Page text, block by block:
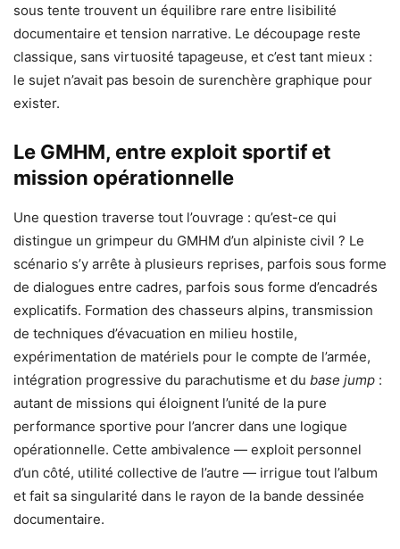
sous tente trouvent un équilibre rare entre lisibilité
documentaire et tension narrative. Le découpage reste
classique, sans virtuosité tapageuse, et c’est tant mieux :
le sujet n’avait pas besoin de surenchère graphique pour
exister.
Le GMHM, entre exploit sportif et
mission opérationnelle
Une question traverse tout l’ouvrage : qu’est-ce qui
distingue un grimpeur du GMHM d’un alpiniste civil ? Le
scénario s’y arrête à plusieurs reprises, parfois sous forme
de dialogues entre cadres, parfois sous forme d’encadrés
explicatifs. Formation des chasseurs alpins, transmission
de techniques d’évacuation en milieu hostile,
expérimentation de matériels pour le compte de l’armée,
intégration progressive du parachutisme et du base jump :
autant de missions qui éloignent l’unité de la pure
performance sportive pour l’ancrer dans une logique
opérationnelle. Cette ambivalence — exploit personnel
d’un côté, utilité collective de l’autre — irrigue tout l’album
et fait sa singularité dans le rayon de la bande dessinée
documentaire.